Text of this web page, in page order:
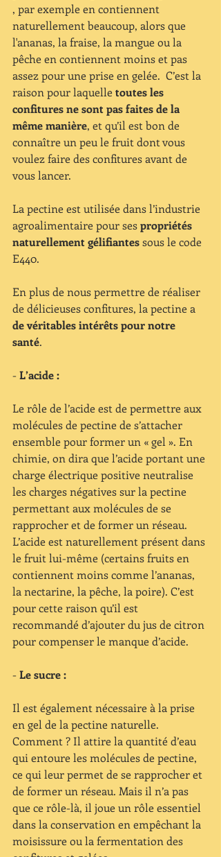
, par exemple en contiennent
naturellement beaucoup, alors que
l'ananas, la fraise, la mangue ou la
pêche en contiennent moins et pas
assez pour une prise en gelée.  C’est la
raison pour laquelle toutes les
confitures ne sont pas faites de la
même manière, et qu’il est bon de
connaître un peu le fruit dont vous
voulez faire des confitures avant de
vous lancer.
La pectine est utilisée dans l’industrie
agroalimentaire pour ses propriétés
naturellement gélifiantes sous le code
E440.
En plus de nous permettre de réaliser
de délicieuses confitures, la pectine a
de véritables intérêts pour notre
santé.
- L’acide :
Le rôle de l’acide est de permettre aux
molécules de pectine de s’attacher
ensemble pour former un « gel ». En
chimie, on dira que l’acide portant une
charge électrique positive neutralise
les charges négatives sur la pectine
permettant aux molécules de se
rapprocher et de former un réseau.
L’acide est naturellement présent dans
le fruit lui-même (certains fruits en
contiennent moins comme l’ananas,
la nectarine, la pêche, la poire). C’est
pour cette raison qu’il est
recommandé d’ajouter du jus de citron
pour compenser le manque d’acide.
- Le sucre :
Il est également nécessaire à la prise
en gel de la pectine naturelle.
Comment ? Il attire la quantité d’eau
qui entoure les molécules de pectine,
ce qui leur permet de se rapprocher et
de former un réseau. Mais il n’a pas
que ce rôle-là, il joue un rôle essentiel
dans la conservation en empêchant la
moisissure ou la fermentation des